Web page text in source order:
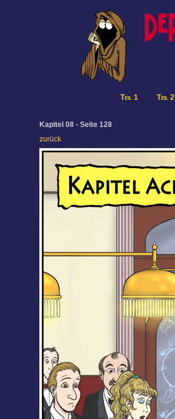
Teil 1 Teil 2
Kapitel 08 - Seite 128
zurück